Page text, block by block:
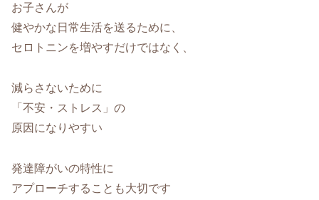
お子さんが
健やかな日常生活を送るために、
セロトニンを増やすだけではなく、
減らさないために
「不安・ストレス」の
原因になりやすい
発達障がいの特性に
アプローチすることも大切です